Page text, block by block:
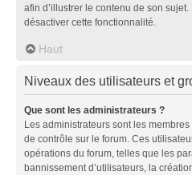
afin d’illustrer le contenu de son
désactiver cette fonctionnalité.
Haut
Niveaux des utilisateurs et
Que sont les administrateurs ?
Les administrateurs sont les
de contrôle sur le forum. Ces
opérations du forum, telles que les
bannissement d’utilisateurs, la